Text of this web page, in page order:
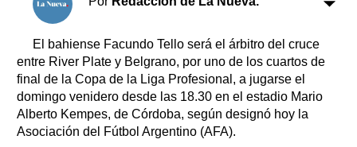
Clasificados
Suplementos
Servicios
Farmacias
Transportes
Loterías
Datos Útiles
El bahiense Facundo Tello será el árbitro del cruce
entre River Plate y Belgrano, por uno de los cuartos de
final de la Copa de la Liga Profesional, a jugarse el
domingo venidero desde las 18.30 en el estadio Mario
Alberto Kempes, de Córdoba, según designó hoy la
Asociación del Fútbol Argentino (AFA).